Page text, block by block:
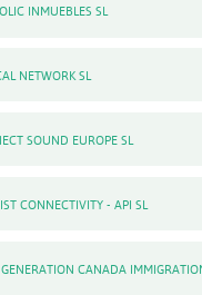
INMUEBLES SL
NETWORK SL
SOUND EUROPE SL
CONNECTIVITY - API SL
CANADA